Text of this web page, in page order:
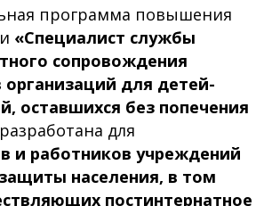
программа повышения
«Специалист службы
сопровождения
организаций для детей-
оставшихся без попечения
разработана для
и работников учреждений
населения, в том
постинтернатное